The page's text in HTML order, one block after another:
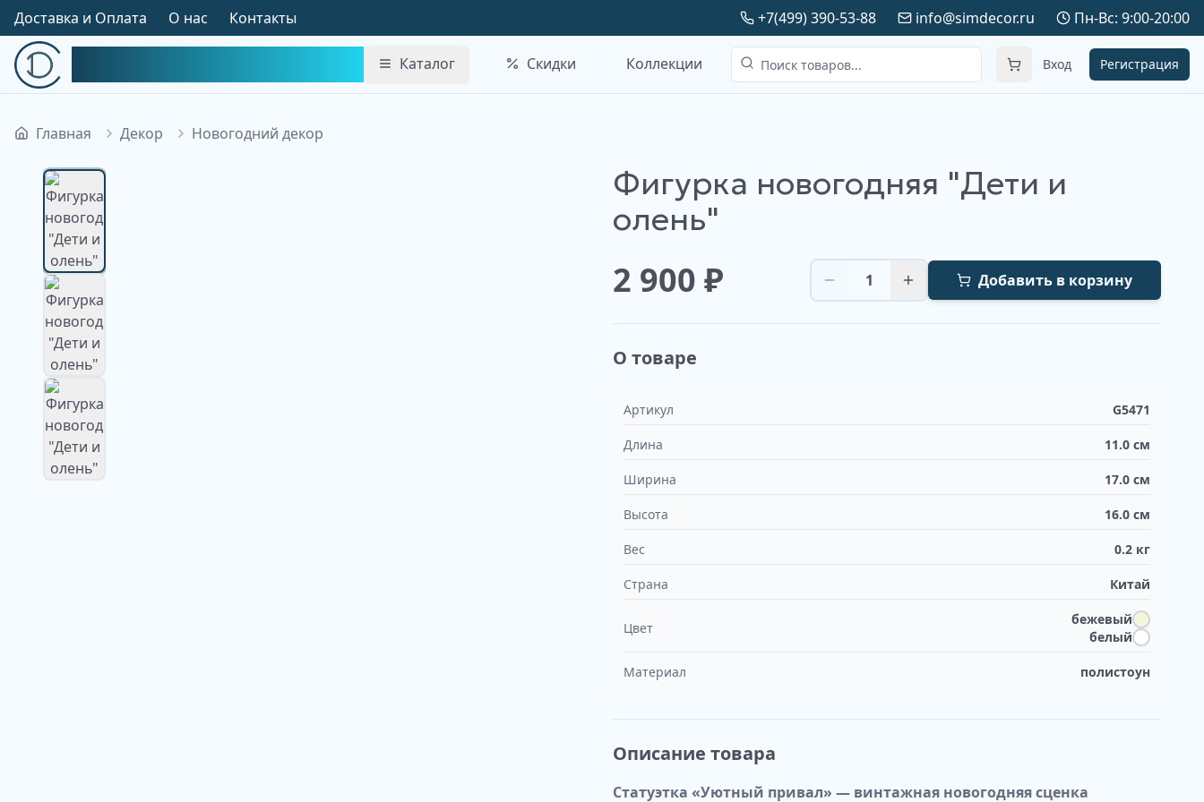
Доставка и Оплата О нас Контакты +7(499) 390-53-88 info@simdecor.ru Пн-Вс: 9:00-20:00
Каталог Скидки Коллекции Вход Регистрация
Главная Декор Новогодний декор
Изображение
недоступно
Изображение
недоступно
Фигурка новогодняя "Дети и
олень"
2 900 ₽ 1 Добавить в корзину
О товаре
Артикул G5471
Длина 11.0 см
Ширина 17.0 см
Высота 16.0 см
Вес 0.2 кг
Страна Китай
Цвет
бежевый
белый
Материал полистоун
Описание товара
Статуэтка «Уютный привал» — винтажная новогодняя сценка